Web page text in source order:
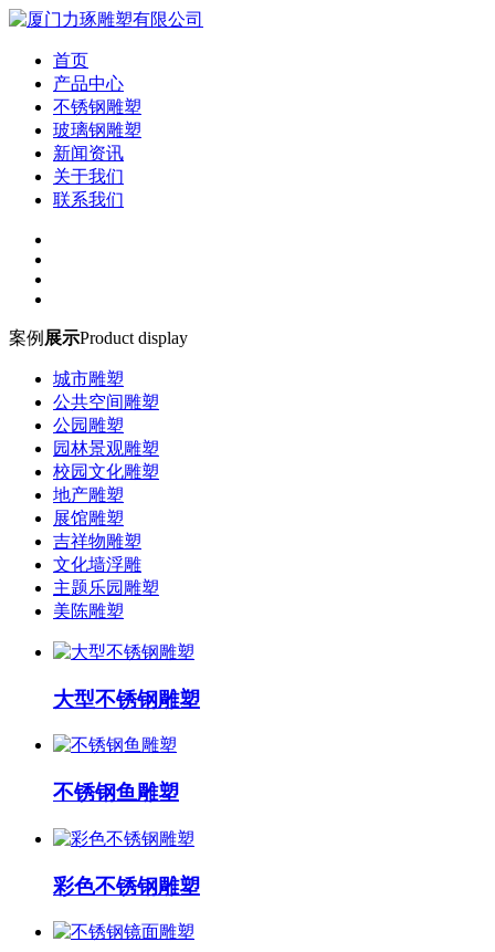
首页
产品中心
不锈钢雕塑
玻璃钢雕塑
新闻资讯
关于我们
联系我们
案例 展示Product display
城市雕塑
公共空间雕塑
公园雕塑
园林景观雕塑
校园文化雕塑
地产雕塑
展馆雕塑
吉祥物雕塑
文化墙浮雕
主题乐园雕塑
美陈雕塑
大型不锈钢雕塑
不锈钢鱼雕塑
彩色不锈钢雕塑